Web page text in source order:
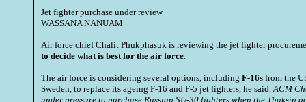
Jet fighter purchase under review
WASSANA NANUAM
Air force chief Chalit Phukphasuk is reviewing the jet fighter
to decide what is best for the air force.
The air force is considering several options, including F-16s from the
Sweden, to replace its ageing F-16 and F-5 jet fighters, he said.ACM
under pressure to purchase Russian SU-30 fighters when the Thaksin